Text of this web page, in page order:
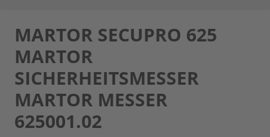
MARTOR SECUPRO 625
MARTOR
SICHERHEITSMESSER
MARTOR MESSER
625001.02